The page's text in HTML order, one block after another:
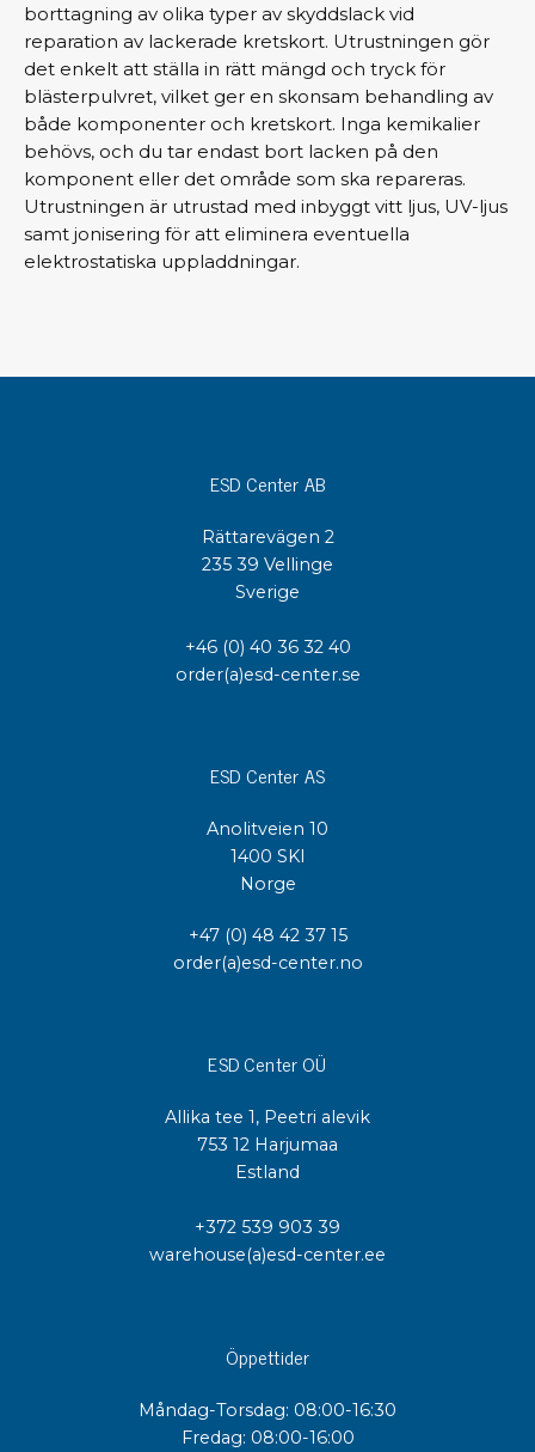
borttagning av olika typer av skyddslack vid
reparation av lackerade kretskort. Utrustningen gör
det enkelt att ställa in rätt mängd och tryck för
blästerpulvret, vilket ger en skonsam behandling av
både komponenter och kretskort. Inga kemikalier
behövs, och du tar endast bort lacken på den
komponent eller det område som ska repareras.
Utrustningen är utrustad med inbyggt vitt ljus, UV-ljus
samt jonisering för att eliminera eventuella
elektrostatiska uppladdningar.
ESD Center AB
Rättarevägen 2
235 39 Vellinge
Sverige
+46 (0) 40 36 32 40
order(a)esd-center.se
ESD Center AS
Anolitveien 10
1400 SKI
Norge
+47 (0) 48 42 37 15
order(a)esd-center.no
ESD Center OÜ
Allika tee 1, Peetri alevik
753 12 Harjumaa
Estland
+372 539 903 39
warehouse(a)esd-center.ee
Öppettider
Måndag-Torsdag: 08:00-16:30
Fredag: 08:00-16:00